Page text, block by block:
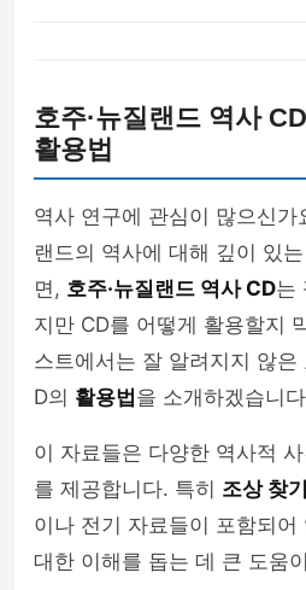
호주·뉴질랜드 역사
활용법
역사 연구에 관심이 많으신가
랜드의 역사에 대해 깊이 있
면, 호주·뉴질랜드 역사 CD는
지만 CD를 어떻게 활용할지
스트에서는 잘 알려지지 않은
D의 활용법 을 소개하겠습니
이 자료들은 다양한 역사적
를 제공합니다. 특히 조상 찾기
이나 전기 자료들이 포함되어
대한 이해를 돕는 데 큰 도움